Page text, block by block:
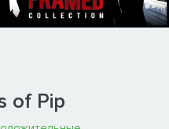
of Pip